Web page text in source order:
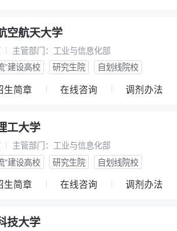
空航天大学
主管部门： 工业与信息化部
”建设高校
研究生院 自划线院校
生简章 在线咨询 调剂办法
工大学
主管部门： 工业与信息化部
”建设高校
研究生院 自划线院校
生简章 在线咨询 调剂办法
技大学